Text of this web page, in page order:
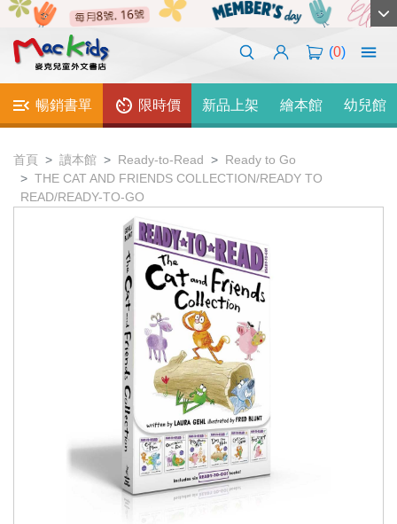
(0)
暢銷書單 限時價 新品上架 繪本館 幼兒館
首頁 讀本館 Ready-to-Read
Ready to Go
THE CAT AND FRIENDS COLLECTION/READY TO
READ/READY-TO-GO